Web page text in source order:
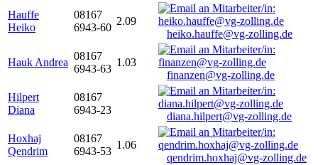
Hauffe
Heiko
08167
6943-60
2.09
heiko.hauffe@vg-zolling.de
Hauk Andrea
08167
6943-63
1.03
finanzen@vg-zolling.de
Hilpert
Diana
08167
6943-23
diana.hilpert@vg-zolling.de
Hoxhaj
Qendrim
08167
6943-53
1.06
qendrim.hoxhaj@vg-zolling.de